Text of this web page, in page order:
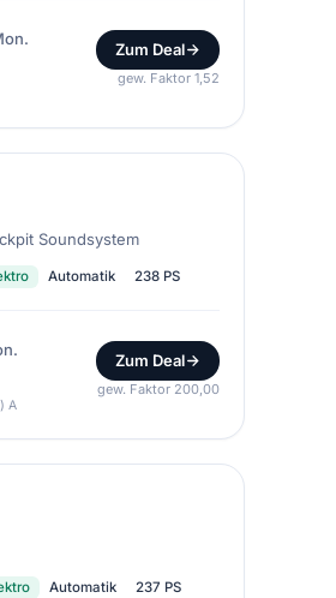
Zum Deal
gew. Faktor 1,52
Soundsystem
Automatik 238 PS
Zum Deal
gew. Faktor 200,00
A
Automatik 237 PS